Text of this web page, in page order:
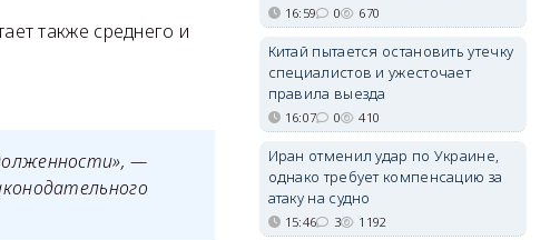
также среднего и
—
16:59 0 670
Китай пытается остановить утечку
специалистов и ужесточает
правила выезда
16:07 0 410
Иран отменил удар по Украине,
однако требует компенсацию за
атаку на судно
15:46 3 1192